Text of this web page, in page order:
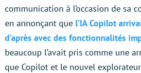
communication à l’occasion de sa
en annonçant que l’IA Copilot
d’après avec des fonctionnalités
beaucoup l’avait pris comme une
que Copilot et le nouvel